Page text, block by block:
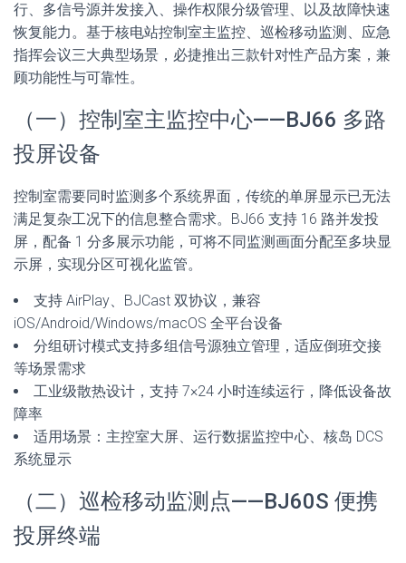
行、多信号源并发接入、操作权限分级管理、以及故障快速
恢复能力。基于核电站控制室主监控、巡检移动监测、应急
指挥会议三大典型场景，必捷推出三款针对性产品方案，兼
顾功能性与可靠性。
（一）控制室主监控中心——BJ66 多路
投屏设备
控制室需要同时监测多个系统界面，传统的单屏显示已无法
满足复杂工况下的信息整合需求。BJ66 支持 16 路并发投
屏，配备 1 分多展示功能，可将不同监测画面分配至多块显
示屏，实现分区可视化监管。
支持 AirPlay、BJCast 双协议，兼容
iOS/Android/Windows/macOS 全平台设备
分组研讨模式支持多组信号源独立管理，适应倒班交接
等场景需求
工业级散热设计，支持 7×24 小时连续运行，降低设备故
障率
适用场景：主控室大屏、运行数据监控中心、核岛 DCS
系统显示
（二）巡检移动监测点——BJ60S 便携
投屏终端